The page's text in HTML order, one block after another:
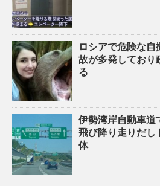
ロシアで危険な
故が多発しており
る
伊勢湾岸自動車道
飛び降り走りだし
体